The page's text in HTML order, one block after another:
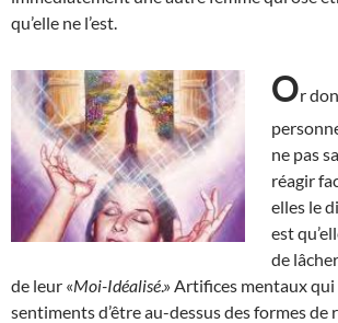
qu’elle ne l’est.
Or
ne pas
réagir
elles le
est
de
de leur «Moi-Idéalisé.» Artifices mentaux
sentiments d’être au-dessus des formes de